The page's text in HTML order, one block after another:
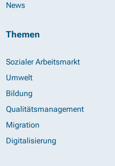
News
Themen
Sozialer Arbeitsmarkt
Umwelt
Bildung
Qualitätsmanagement
Migration
Digitalisierung